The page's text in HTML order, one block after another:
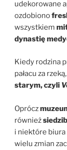
udekorowane
ozdobiono
wszystkiem
dynastię
Kiedy rodzina
pałacu za rzeką,
starym, czyli
Oprócz
również
i niektóre biura
wielu zmian